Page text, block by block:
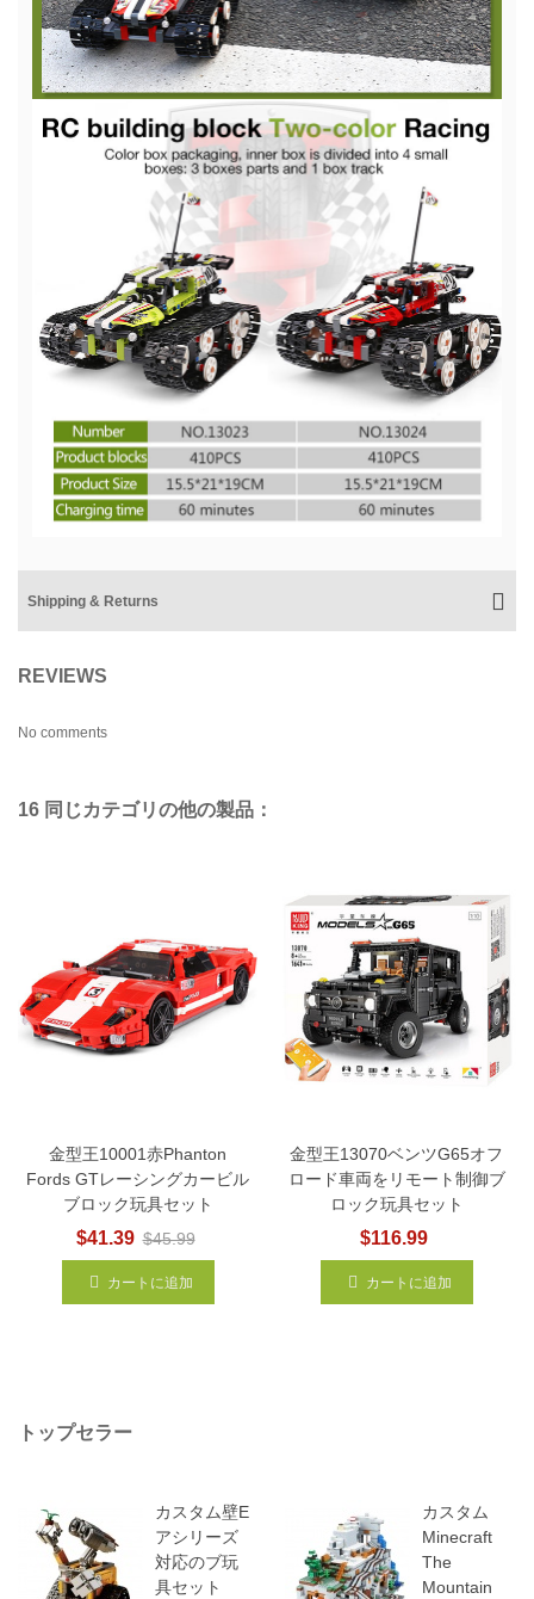
Shipping & Returns
REVIEWS
No comments
16 同じカテゴリの他の製品：
金型王10001赤Phanton
Fords GTレーシングカービル
ブロック玩具セット
$41.39 $45.99
カートに追加
金型王13070ベンツG65オフ
ロード車両をリモート制御ブ
ロック玩具セット
$116.99
カートに追加
トップセラー
カスタム壁E
アシリーズ
対応のブ玩
具セット
カスタム
Minecraft
The
Mountain